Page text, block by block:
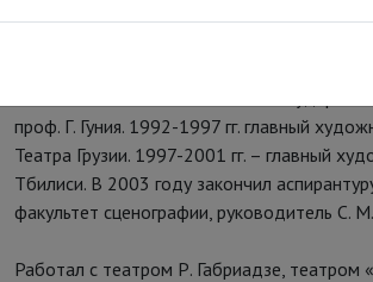
В 1997 г. закончил Тбилисский
проф. Г. Гуния. 1992-1997 гг. главный
Театра Грузии. 1997-2001 гг. – главный
Тбилиси. В 2003 году закончил
факультет сценографии, руководитель С.
Работал с театром Р. Габриадзе,